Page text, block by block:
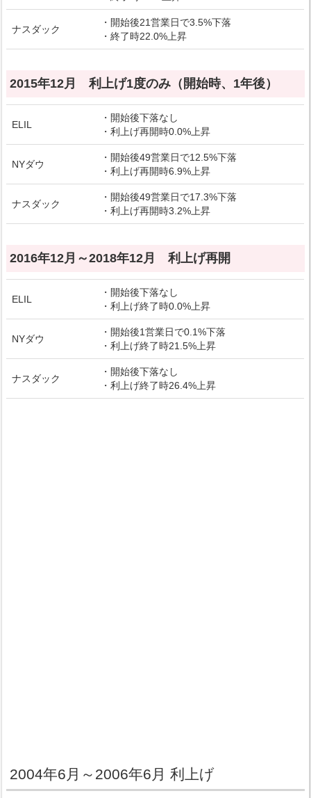
ナスダック
・開始後21営業日で3.5%下落
・終了時22.0%上昇
2015年12月 利上げ1度のみ（開始時、1年後）
ELIL
・開始後下落なし
・利上げ再開時0.0%上昇
NYダウ
・開始後49営業日で12.5%下落
・利上げ再開時6.9%上昇
ナスダック
・開始後49営業日で17.3%下落
・利上げ再開時3.2%上昇
2016年12月～2018年12月 利上げ再開
ELIL
・開始後下落なし
・利上げ終了時0.0%上昇
NYダウ
・開始後1営業日で0.1%下落
・利上げ終了時21.5%上昇
ナスダック
・開始後下落なし
・利上げ終了時26.4%上昇
2004年6月～2006年6月 利上げ